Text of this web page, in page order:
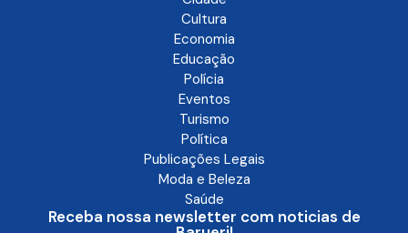
Cultura
Economia
Educação
Polícia
Eventos
Turismo
Política
Publicações Legais
Moda e Beleza
Saúde
Receba nossa newsletter com noticias de